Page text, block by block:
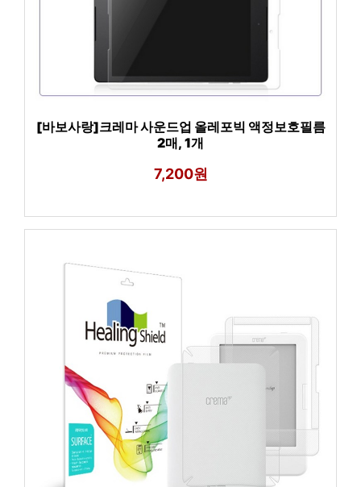
[바보사랑]크레마 사운드업 올레포빅 액정보호필름
2매, 1개
7,200원